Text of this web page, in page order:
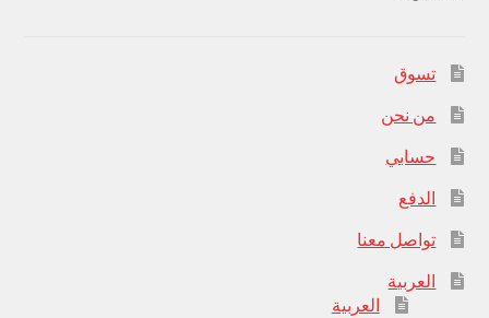
تسوق
من نحن
حسابي
الدفع
تواصل معنا
العربية
العربية